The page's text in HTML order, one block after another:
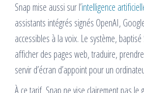
Snap mise aussi sur l’intelligence
assistants intégrés signés OpenAI,
accessibles à la voix. Le système,
afficher des pages web, traduire,
servir d’écran d’appoint pour un